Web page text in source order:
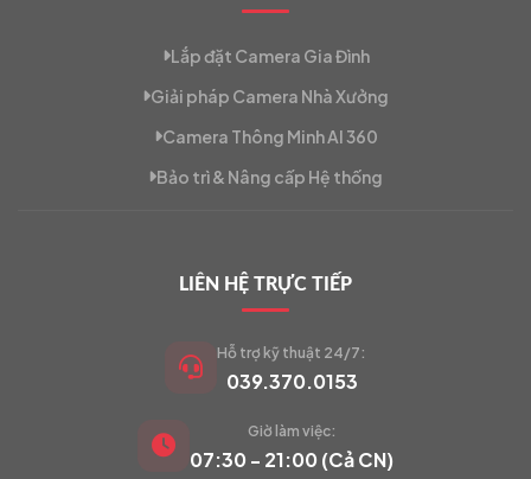
VIETCAM.VN
Đang trực tuyến
Lắp đặt Camera Gia Đình
Giải pháp Camera Nhà Xưởng
Camera Thông Minh AI 360
Bảo trì & Nâng cấp Hệ thống
LIÊN HỆ TRỰC TIẾP
Hỗ trợ kỹ thuật 24/7:
039.370.0153
Giờ làm việc:
07:30 - 21:00 (Cả CN)